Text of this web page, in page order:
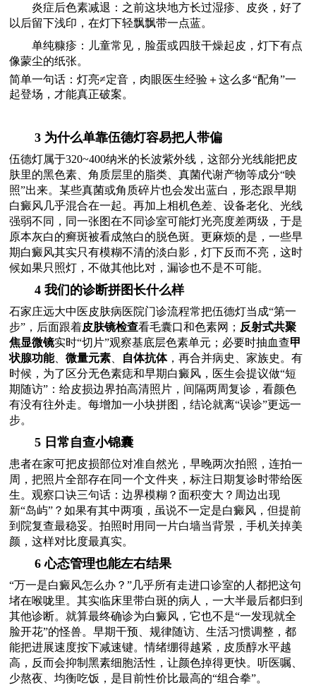
炎症后色素减退：之前这块地方长过湿疹、皮炎，好了
以后留下浅印，在灯下轻飘飘带一点蓝。
单纯糠疹：儿童常见，脸蛋或四肢干燥起皮，灯下有点
像蒙尘的纸张。
简单一句话：灯亮≠定音，肉眼医生经验＋这么多“配角”一
起登场，才能真正破案。
3 为什么单靠伍德灯容易把人带偏
伍德灯属于320~400纳米的长波紫外线，这部分光线能把皮
肤里的黑色素、角质层里的脂类、真菌代谢产物等成分“映
照”出来。某些真菌或角质碎片也会发出蓝白，形态跟早期
白癜风几乎混合在一起。再加上相机色差、设备老化、光线
强弱不同，同一张图在不同诊室可能灯光亮度差两级，于是
原本灰白的癣斑被看成煞白的脱色斑。更麻烦的是，一些早
期白癜风其实只有模糊不清的淡白影，灯下反而不亮，这时
候如果只照灯，不做其他比对，漏诊也不是不可能。
4 我们的诊断拼图长什么样
石家庄远大中医皮肤病医院门诊流程常把伍德灯当成“第一
步”，后面跟着皮肤镜检查看毛囊口和色素网； 反射式共聚
焦显微镜实时“切片”观察基底层色素单元；必要时抽血查甲
状腺功能、微量元素 自体抗体，再合并病史、家族史。有
时候，为了区分无色素痣和早期白癜风，医生会提议做“短
期随访”：给皮损边界拍高清照片，间隔两周复诊，看颜色
有没有往外走。每增加一小块拼图，结论就离“误诊”更远一
步。
5 日常自查小锦囊
患者在家可把皮损部位对准自然光，早晚两次拍照，连拍一
周，把照片全部存在同一个文件夹，标注日期复诊时带给医
生。观察口诀三句话：边界模糊？面积变大？周边出现
新“岛屿”？如果有其中两项，虽说不一定是白癜风，但提前
到院复查最稳妥。拍照时用同一片白墙当背景，手机关掉美
颜，这样对比度最真实。
6 心态管理也能左右结果
“万一是白癜风怎么办？”几乎所有走进口诊室的人都把这句
堵在喉咙里。其实临床里带白斑的病人，一大半最后都归到
其他诊断。就算最终确诊为白癜风，它也不是“一发现就全
脸开花”的怪兽。早期干预、规律随访、生活习惯调整，都
能把进展速度按下减速键。情绪绷得越紧，皮质醇水平越
高，反而会抑制黑素细胞活性，让颜色掉得更快。听医嘱、
少熬夜、均衡吃饭，是目前性价比最高的“组合拳”。